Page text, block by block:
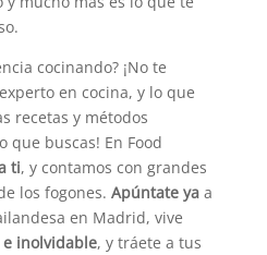
cocinando? ¡No te
en cocina, y lo que
recetas y métodos
que buscas! En Food
ti, y contamos con grandes
los fogones. Apúntate ya a
en Madrid, vive
inolvidable, y tráete a tus